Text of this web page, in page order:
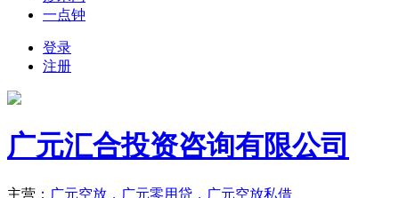
一点钟
登录
注册
广元汇合投资咨询有限公司
主营： 广元空放，广元零用贷，广元空放私借